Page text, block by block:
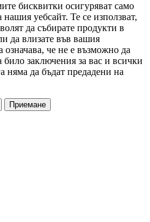
бисквитки осигуряват само
уебсайт. Те се използват,
да събирате продукти в
да влизате във вашия
означава, че не е възможно да
заключения за вас и всички
няма да бъдат предадени на
Приемане